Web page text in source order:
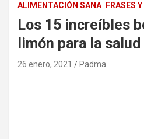
ALIMENTACIÓN SANA FRASES
Los 15 increíbles
limón para la salud
26 enero, 2021 Padma